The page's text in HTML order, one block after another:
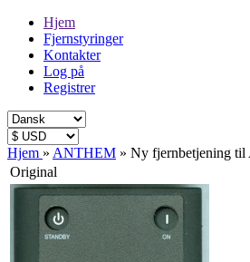
Hjem
Fjernstyringer
Kontakter
Log på
Registrer
Hjem » ANTHEM » Ny fjernbetjening
Original